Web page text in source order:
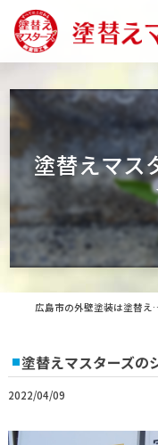
塗替えマス
広島市の外
塗替えマスターズ
2022/04/09